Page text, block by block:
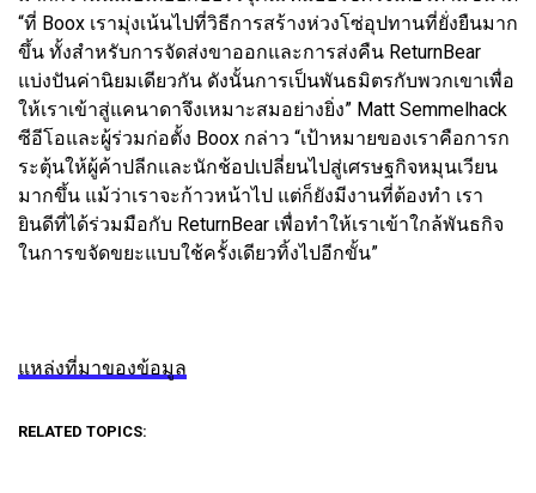
“ที่ Boox เรามุ่งเน้นไปที่วิธีการสร้างห่วงโซ่อุปทานที่ยั่งยืนมาก
ขึ้น ทั้งสำหรับการจัดส่งขาออกและการส่งคืน ReturnBear
แบ่งปันค่านิยมเดียวกัน ดังนั้นการเป็นพันธมิตรกับพวกเขาเพื่อ
ให้เราเข้าสู่แคนาดาจึงเหมาะสมอย่างยิ่ง” Matt Semmelhack
ซีอีโอและผู้ร่วมก่อตั้ง Boox กล่าว “เป้าหมายของเราคือการก
ระตุ้นให้ผู้ค้าปลีกและนักช้อปเปลี่ยนไปสู่เศรษฐกิจหมุนเวียน
มากขึ้น แม้ว่าเราจะก้าวหน้าไป แต่ก็ยังมีงานที่ต้องทำ เรา
ยินดีที่ได้ร่วมมือกับ ReturnBear เพื่อทำให้เราเข้าใกล้พันธกิจ
ในการขจัดขยะแบบใช้ครั้งเดียวทิ้งไปอีกขั้น”
แหล่งที่มาของข้อมูล
RELATED TOPICS: